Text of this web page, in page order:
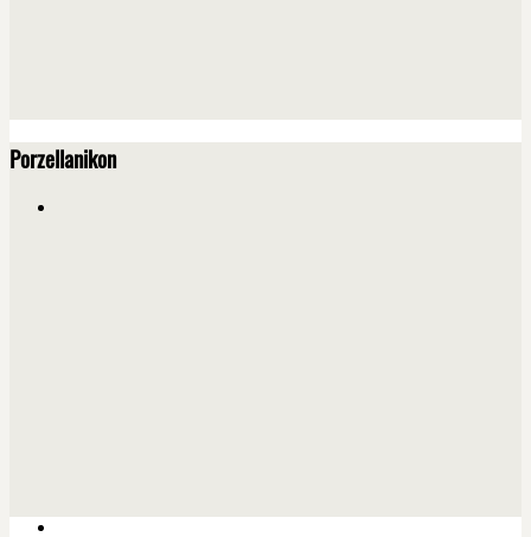
Porzellanikon